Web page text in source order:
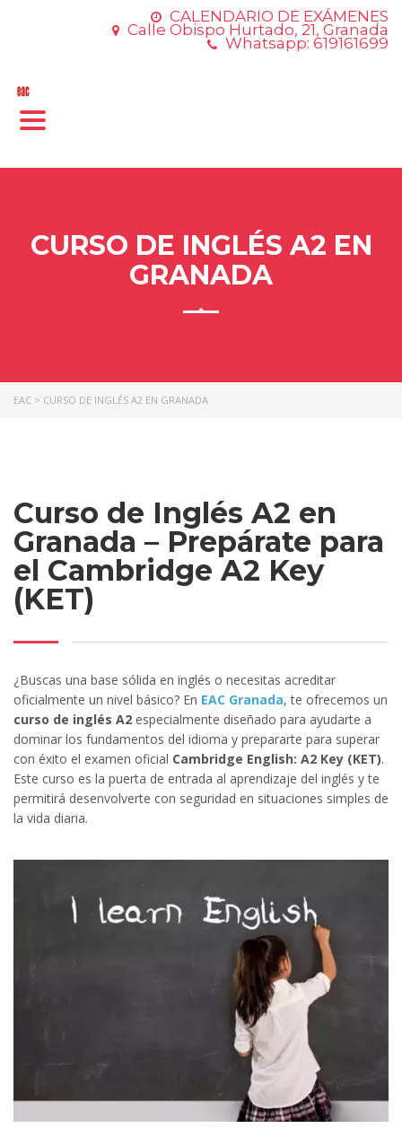
CALENDARIO DE EXÁMENES
Calle Obispo Hurtado, 21, Granada
Whatsapp: 619161699
Toggle
CURSO DE INGLÉS A2 EN
GRANADA
EAC > CURSO DE INGLÉS A2 EN GRANADA
Curso de Inglés A2 en
Granada – Prepárate para
el Cambridge A2 Key
(KET)
¿Buscas una base sólida en inglés o necesitas acreditar
oficialmente un nivel básico? En EAC Granada, te ofrecemos un
curso de inglés A2 especialmente diseñado para ayudarte a
dominar los fundamentos del idioma y prepararte para superar
con éxito el examen oficial Cambridge English: A2 Key (KET).
Este curso es la puerta de entrada al aprendizaje del inglés y te
permitirá desenvolverte con seguridad en situaciones simples de
la vida diaria.